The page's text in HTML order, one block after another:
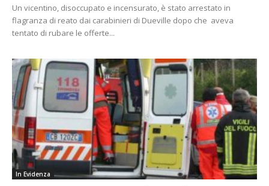
Un vicentino, disoccupato e incensurato, è stato arrestato in
flagranza di reato dai carabinieri di Dueville dopo che aveva
tentato di rubare le offerte...
In Evidenza